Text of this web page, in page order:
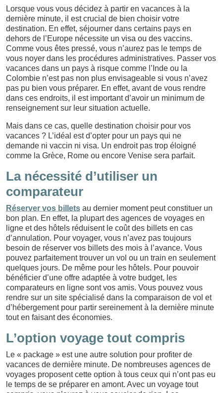
Lorsque vous vous décidez à partir en vacances à la
dernière minute, il est crucial de bien choisir votre
destination. En effet, séjourner dans certains pays en
dehors de l’Europe nécessite un visa ou des vaccins.
Comme vous êtes pressé, vous n’aurez pas le temps de
vous noyer dans les procédures administratives. Passer vos
vacances dans un pays à risque comme l’Inde ou la
Colombie n’est pas non plus envisageable si vous n’avez
pas pu bien vous préparer. En effet, avant de vous rendre
dans ces endroits, il est important d’avoir un minimum de
renseignement sur leur situation actuelle.
Mais dans ce cas, quelle destination choisir pour vos
vacances ? L’idéal est d’opter pour un pays qui ne
demande ni vaccin ni visa. Un endroit pas trop éloigné
comme la Grèce, Rome ou encore Venise sera parfait.
La nécessité d’utiliser un
comparateur
Réserver vos billets au dernier moment peut constituer un
bon plan. En effet, la plupart des agences de voyages en
ligne et des hôtels réduisent le coût des billets en cas
d’annulation. Pour voyager, vous n’avez pas toujours
besoin de réserver vos billets des mois à l’avance. Vous
pouvez parfaitement trouver un vol ou un train en seulement
quelques jours. De même pour les hôtels. Pour pouvoir
bénéficier d’une offre adaptée à votre budget, les
comparateurs en ligne sont vos amis. Vous pouvez vous
rendre sur un site spécialisé dans la comparaison de vol et
d’hébergement pour partir sereinement à la dernière minute
tout en faisant des économies.
L’option voyage tout compris
Le « package » est une autre solution pour profiter de
vacances de dernière minute. De nombreuses agences de
voyages proposent cette option à tous ceux qui n’ont pas eu
le temps de se préparer en amont. Avec un voyage tout